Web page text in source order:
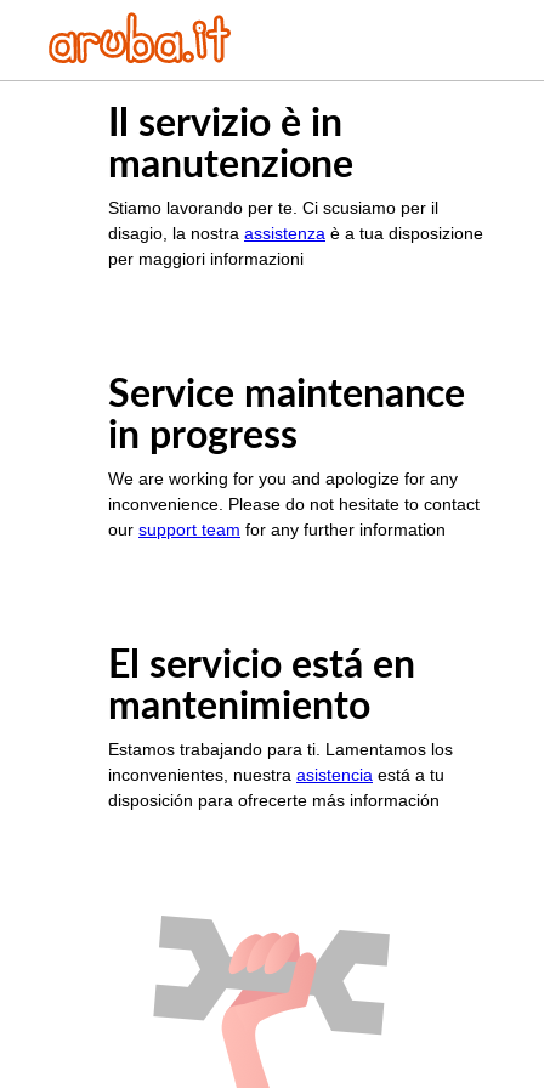
Il servizio è in
manutenzione
Stiamo lavorando per te. Ci scusiamo per il
disagio, la nostra assistenza è a tua disposizione
per maggiori informazioni
Service maintenance
in progress
We are working for you and apologize for any
inconvenience. Please do not hesitate to contact
our support team for any further information
El servicio está en
mantenimiento
Estamos trabajando para ti. Lamentamos los
inconvenientes, nuestra asistencia está a tu
disposición para ofrecerte más información